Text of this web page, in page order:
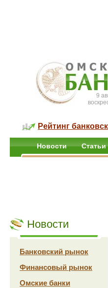
9
Рейтинг
Новости Статьи
Новости
Банковский рынок
Финансовый рынок
Омские банки